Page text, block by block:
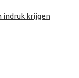
indruk krijgen